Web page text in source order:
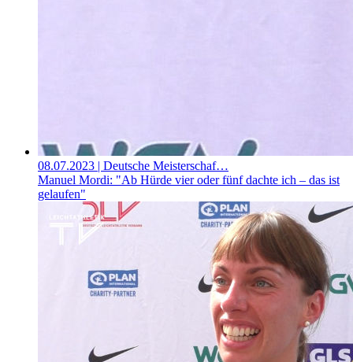
08.07.2023 | Deutsche Meisterschaf…
Manuel Mordi: "Ab Hürde vier oder fünf dachte ich – das ist
gelaufen"